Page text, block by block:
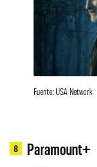
Fuente: USA Network
8 Paramount+